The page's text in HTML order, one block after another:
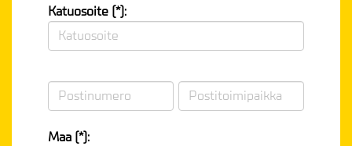
Katuosoite (*):
Maa (*):